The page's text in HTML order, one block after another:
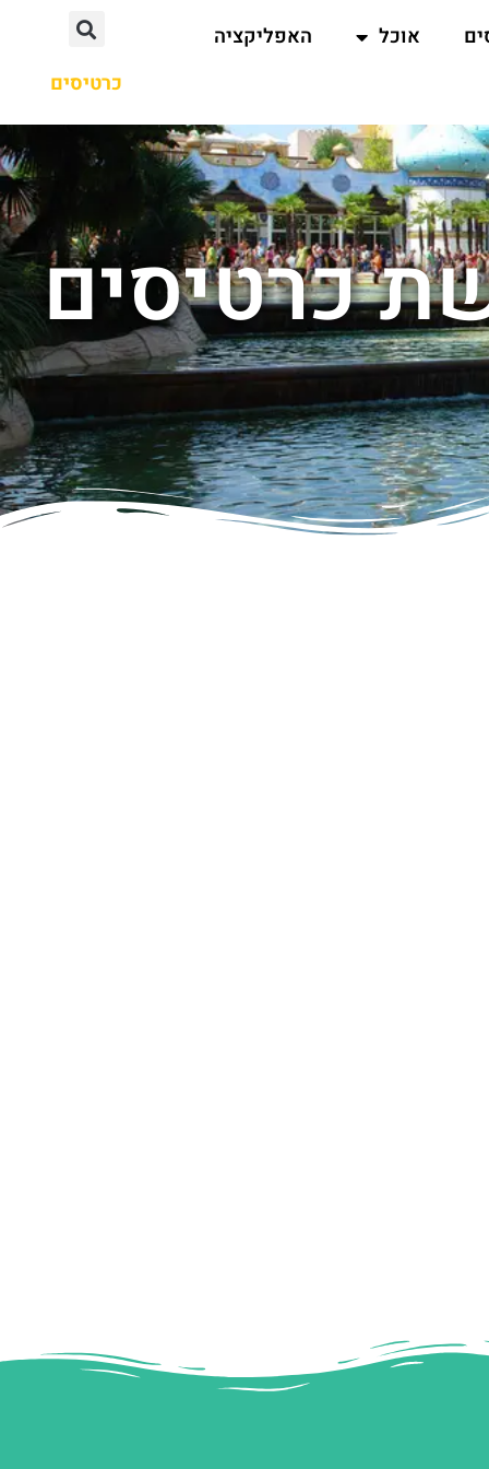
אוכל
האפליקציה
כרטיסים
כרטיסים